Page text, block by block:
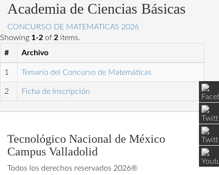
Academia de Ciencias Básicas
CONCURSO DE MATEMATICAS 2026
Showing 1-2 of 2 items.
#
Archivo
1 Temario del Concurso de Matemáticas
2 Ficha de Inscripción
Tecnológico Nacional de México
Campus Valladolid
Todos los derechos reservados 2026®